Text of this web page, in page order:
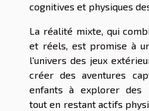
cognitives et physiques
La réalité mixte, qui
et réels, est promise à
l'univers des jeux
créer des aventures
enfants à explorer des
tout en restant actifs